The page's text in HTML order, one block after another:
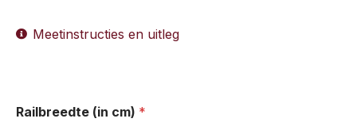
Meetinstructies en uitleg
Railbreedte (in cm) *